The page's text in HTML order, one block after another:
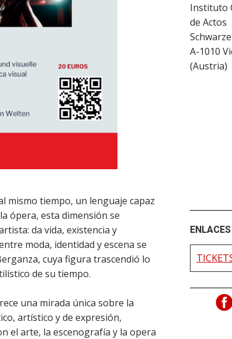
mismo tiempo, un lenguaje capaz
ópera, esta dimensión se
da vida, existencia y
moda, identidad y escena se
cuya figura trascendió lo
de su tiempo.
una mirada única sobre la
artístico y de expresión,
el arte, la escenografía y la opera
Instituto
de Actos
A-1010
(Austria)